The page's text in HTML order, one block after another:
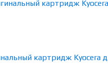
картридж Kyocera